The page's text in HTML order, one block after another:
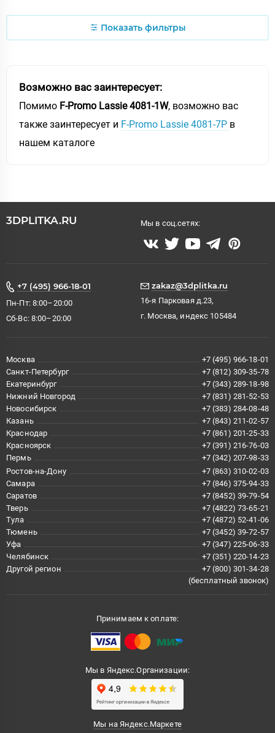
Показать фильтры
Возможно вас заинтересует:
Помимо F-Promo Lassie 4081-1W, возможно вас
также заинтересует и F-Promo Lassie 4081-7P в
нашем каталоге
3DPLITKA.RU Мы в соц.сетях:
+7 (495) 966-18-01
Пн-Пт: 8:00–20:00
Сб-Вс: 8:00–20:00
zakaz@3dplitka.ru
16-я Парковая д.23,
г. Москва, индекс 105484
Москва
+7 (495) 966-18-01
Санкт-Петербург
+7 (812) 309-35-78
Екатеринбург
+7 (343) 289-18-98
Нижний Новгород
+7 (831) 281-52-53
Новосибирск
+7 (383) 284-08-48
Казань
+7 (843) 211-02-57
Краснодар
+7 (861) 201-25-33
Красноярск
+7 (391) 216-76-03
Пермь
+7 (342) 207-98-33
Ростов-на-Дону
+7 (863) 310-02-03
Самара
+7 (846) 375-94-33
Саратов
+7 (8452) 39-79-54
Тверь
+7 (4822) 73-65-21
Тула
+7 (4872) 52-41-06
Тюмень
+7 (3452) 39-72-57
Уфа
+7 (347) 225-06-33
Челябинск
+7 (351) 220-14-23
Другой регион
+7 (800) 301-34-28
(бесплатный звонок)
Принимаем к оплате:
Мы в Яндекс.Организации:
Мы на Яндекс.Маркете